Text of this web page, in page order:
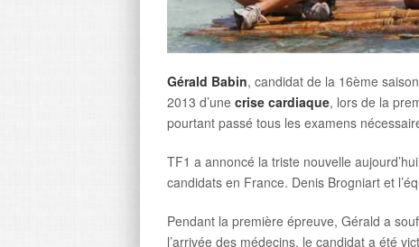
Gérald Babin, candidat de la 16ème
2013 d’une crise cardiaque, lors de la
pourtant passé tous les examens
TF1 a annoncé la triste nouvelle
candidats en France. Denis Brogniart et
Pendant la première épreuve, Gérald a
l’arrivée des médecins, le candidat a été